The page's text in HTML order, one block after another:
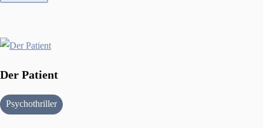
Der Patient
Psychothriller